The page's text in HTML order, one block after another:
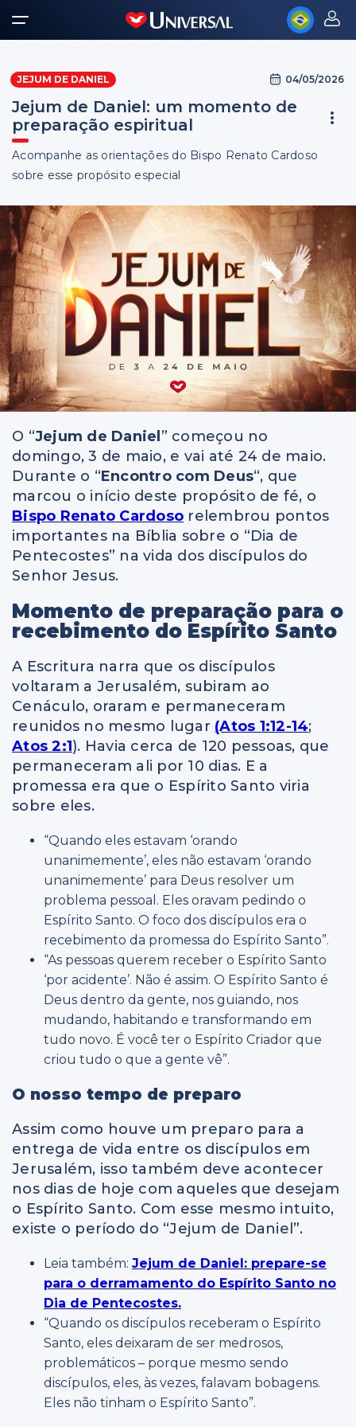
JEJUM DE DANIEL 04/05/2026
Jejum de Daniel: um momento de
preparação espiritual
Acompanhe as orientações do Bispo Renato Cardoso
sobre esse propósito especial
O “Jejum de Daniel” começou no
domingo, 3 de maio, e vai até 24 de maio.
Durante o “Encontro com Deus“, que
marcou o início deste propósito de fé, o
Bispo Renato Cardoso relembrou pontos
importantes na Bíblia sobre o “Dia de
Pentecostes” na vida dos discípulos do
Senhor Jesus.
Momento de preparação para o
recebimento do Espírito Santo
A Escritura narra que os discípulos
voltaram a Jerusalém, subiram ao
Cenáculo, oraram e permaneceram
reunidos no mesmo lugar (Atos 1:12-14;
Atos 2:1). Havia cerca de 120 pessoas, que
permaneceram ali por 10 dias. E a
promessa era que o Espírito Santo viria
sobre eles.
“Quando eles estavam ‘orando
unanimemente’, eles não estavam ‘orando
unanimemente’ para Deus resolver um
problema pessoal. Eles oravam pedindo o
Espírito Santo. O foco dos discípulos era o
recebimento da promessa do Espírito Santo”.
“As pessoas querem receber o Espírito Santo
‘por acidente’. Não é assim. O Espírito Santo é
Deus dentro da gente, nos guiando, nos
mudando, habitando e transformando em
tudo novo. É você ter o Espírito Criador que
criou tudo o que a gente vê”.
O nosso tempo de preparo
Assim como houve um preparo para a
entrega de vida entre os discípulos em
Jerusalém, isso também deve acontecer
nos dias de hoje com aqueles que desejam
o Espírito Santo. Com esse mesmo intuito,
existe o período do “Jejum de Daniel”.
Leia também: Jejum de Daniel: prepare-se
para o derramamento do Espírito Santo no
Dia de Pentecostes.
“Quando os discípulos receberam o Espírito
Santo, eles deixaram de ser medrosos,
problemáticos – porque mesmo sendo
discípulos, eles, às vezes, falavam bobagens.
Eles não tinham o Espírito Santo”.